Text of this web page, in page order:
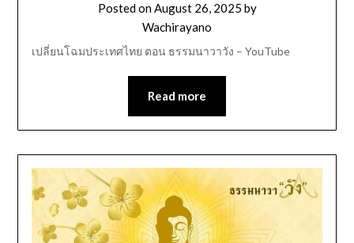
Posted onAugust 26, 2025 by
Wachirayano
เปลี่ยนโฉมประเทศไทย ตอน ธรรมนาวาวัง – YouTube
Read more